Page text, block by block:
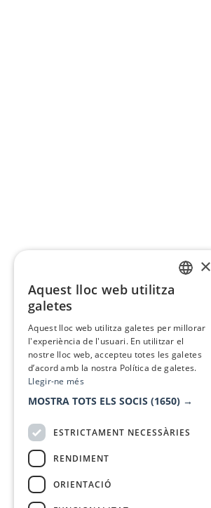
×
Aquest lloc web utilitza
galetes
Aquest lloc web utilitza galetes per millorar
l'experiència de l'usuari. En utilitzar el
nostre lloc web, accepteu totes les galetes
d’acord amb la nostra Política de galetes.
Llegir-ne més
MOSTRA TOTS ELS SOCIS (1650) →
ESTRICTAMENT NECESSÀRIES
RENDIMENT
ORIENTACIÓ